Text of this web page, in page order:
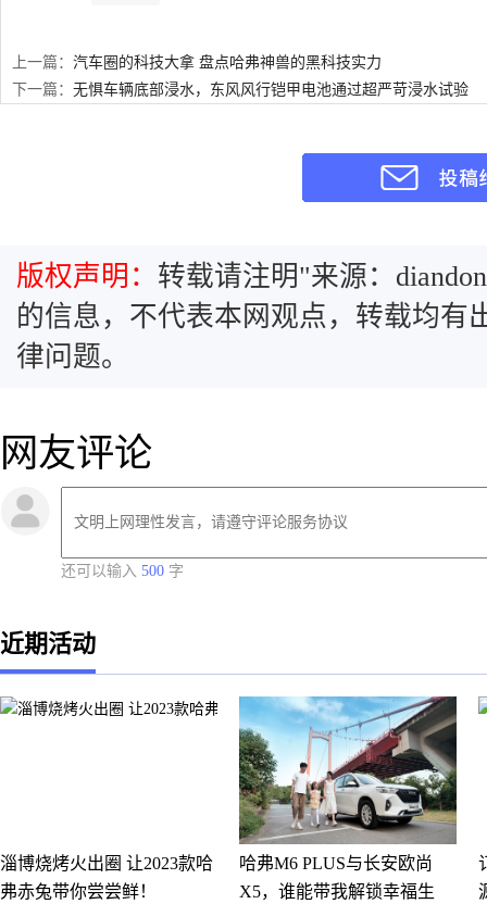
上一篇： 汽车圈的科技大拿 盘点哈弗神兽的黑科技实力
下一篇： 无惧车辆底部浸水，东风风行铠甲电池通过超严苛浸水试验
版权声明： 转载请注明"来源：
的信息，不代表本网观点，转载均有
律问题。
网友评论
还可以输入 500 字
近期活动
淄博烧烤火出圈 让2023款哈
弗赤兔带你尝尝鲜！
哈弗M6 PLUS与长安欧尚
X5，谁能带我解锁幸福生